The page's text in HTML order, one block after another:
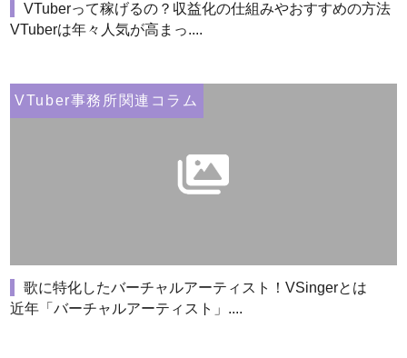
VTuberって稼げるの？収益化の仕組みやおすすめの方法
VTuberは年々人気が高まっ....
VTuber事務所関連コラム
歌に特化したバーチャルアーティスト！VSingerとは
近年「バーチャルアーティスト」....